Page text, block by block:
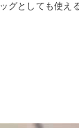
グとしても使え